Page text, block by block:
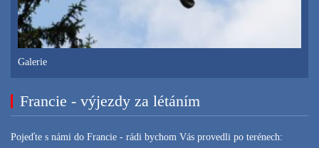
Galerie
Francie - výjezdy za létáním
Pojeďte s námi do Francie - rádi bychom Vás provedli po terénech: